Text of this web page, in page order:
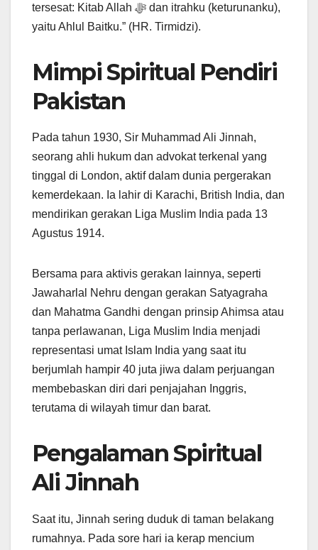
tersesat: Kitab Allah ﷻ dan itrahku (keturunanku),
yaitu Ahlul Baitku.” (HR. Tirmidzi).
Mimpi Spiritual Pendiri
Pakistan
Pada tahun 1930, Sir Muhammad Ali Jinnah,
seorang ahli hukum dan advokat terkenal yang
tinggal di London, aktif dalam dunia pergerakan
kemerdekaan. Ia lahir di Karachi, British India, dan
mendirikan gerakan Liga Muslim India pada 13
Agustus 1914.
Bersama para aktivis gerakan lainnya, seperti
Jawaharlal Nehru dengan gerakan Satyagraha
dan Mahatma Gandhi dengan prinsip Ahimsa atau
tanpa perlawanan, Liga Muslim India menjadi
representasi umat Islam India yang saat itu
berjumlah hampir 40 juta jiwa dalam perjuangan
membebaskan diri dari penjajahan Inggris,
terutama di wilayah timur dan barat.
Pengalaman Spiritual
Ali Jinnah
Saat itu, Jinnah sering duduk di taman belakang
rumahnya. Pada sore hari ia kerap mencium